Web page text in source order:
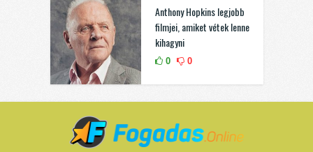
Anthony Hopkins legjobb
filmjei, amiket vétek lenne
kihagyni
0 0